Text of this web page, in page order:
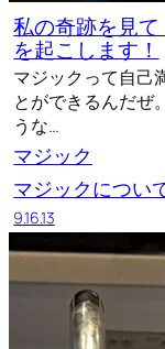
私の奇跡を見
を起こします！
マジックって自己
とができるんだぜ
うな…
マジック
マジックについ
9.16.13